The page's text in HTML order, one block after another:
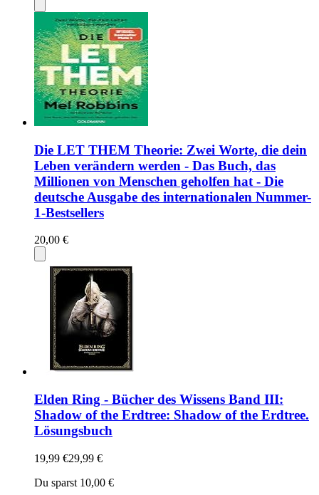
Die LET THEM Theorie: Zwei Worte, die dein
Leben verändern werden - Das Buch, das
Millionen von Menschen geholfen hat - Die
deutsche Ausgabe des internationalen Nummer-
1-Bestsellers
20,00 €
Elden Ring - Bücher des Wissens Band III:
Shadow of the Erdtree: Shadow of the Erdtree.
Lösungsbuch
19,99 €29,99 €
Du sparst 10,00 €